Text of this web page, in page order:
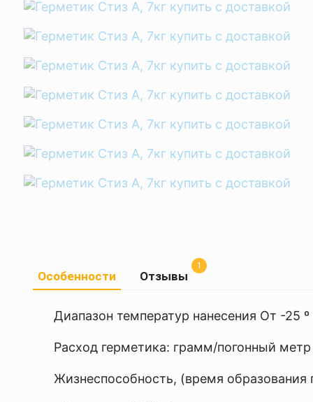
Особенности Отзывы
1
Диапазон температур нанесения От -25
Расход герметика: грамм/погонный
Жизнеспособность, (время образования
хороший
магазин,
продавцы